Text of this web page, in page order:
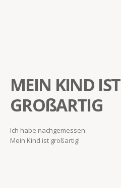
MEIN KIND IST
GROßARTIG
Ich habe nachgemessen.
Mein Kind ist großartig!